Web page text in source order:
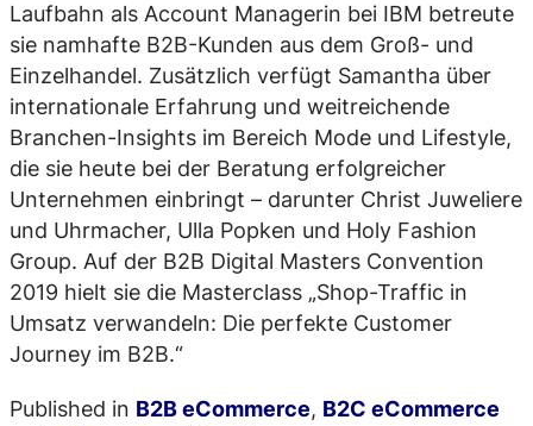
Laufbahn als Account Managerin bei IBM betreute
sie namhafte B2B-Kunden aus dem Groß- und
Einzelhandel. Zusätzlich verfügt Samantha über
internationale Erfahrung und weitreichende
Branchen-Insights im Bereich Mode und Lifestyle,
die sie heute bei der Beratung erfolgreicher
Unternehmen einbringt – darunter Christ Juweliere
und Uhrmacher, Ulla Popken und Holy Fashion
Group. Auf der B2B Digital Masters Convention
2019 hielt sie die Masterclass „Shop-Traffic in
Umsatz verwandeln: Die perfekte Customer
Journey im B2B.“
Published in B2B eCommerce, B2C eCommerce